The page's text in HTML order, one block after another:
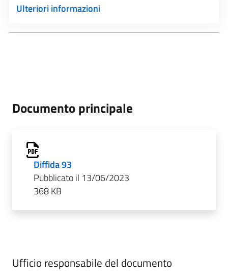
Ulteriori informazioni
Documento principale
Diffida 93
Pubblicato il 13/06/2023
368 KB
Ufficio responsabile del documento